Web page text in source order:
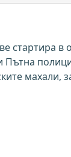
стартира в
махали,